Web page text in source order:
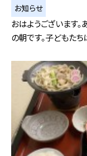
お知らせ
おはようございます
の朝です。子どもた